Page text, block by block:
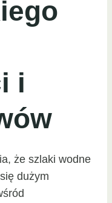
i
że szlaki wodne
dużym